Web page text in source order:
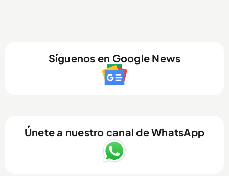
Síguenos en Google News
Únete a nuestro canal de WhatsApp